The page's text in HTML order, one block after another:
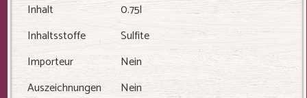
Inhalt
0.75l
Inhaltsstoffe
Sulfite
Importeur
Nein
Auszeichnungen
Nein